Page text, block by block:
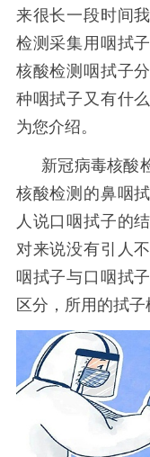
来很长一段时间
检测采集用咽拭
核酸检测咽拭子
种咽拭子又有什
为您介绍。
新冠病毒核酸
核酸检测的鼻咽
人说口咽拭子的
对来说没有引人
咽拭子与口咽拭
区分，所用的拭